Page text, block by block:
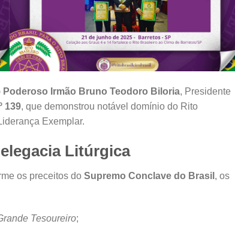
Poderoso Irmão Bruno Teodoro Biloria, Presidente
139, que demonstrou notável domínio do Rito
Exemplar.
Litúrgica
os preceitos do Supremo Conclave do Brasil , os
Tesoureiro;